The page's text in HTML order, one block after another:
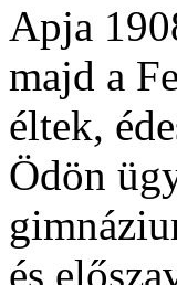
Apja
majd a
éltek,
Ödön
és